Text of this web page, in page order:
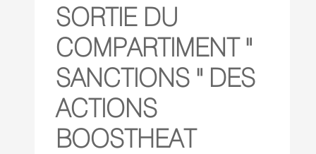
SORTIE DU
COMPARTIMENT "
SANCTIONS " DES
ACTIONS
BOOSTHEAT